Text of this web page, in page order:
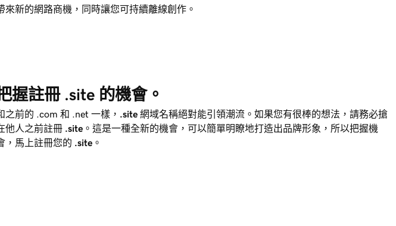
來新的網路商機，同時讓您可持續離線創作。
握註冊 .site 的機會。
之前的 .com 和 .net 一樣， .site 網域名稱絕對能引領潮流。如果您有很棒的想法，請務必搶
他人之前註冊 .site 。這是一種全新的機會，可以簡單明瞭地打造出品牌形象，所以把握機
，馬上註冊您的 .site 。